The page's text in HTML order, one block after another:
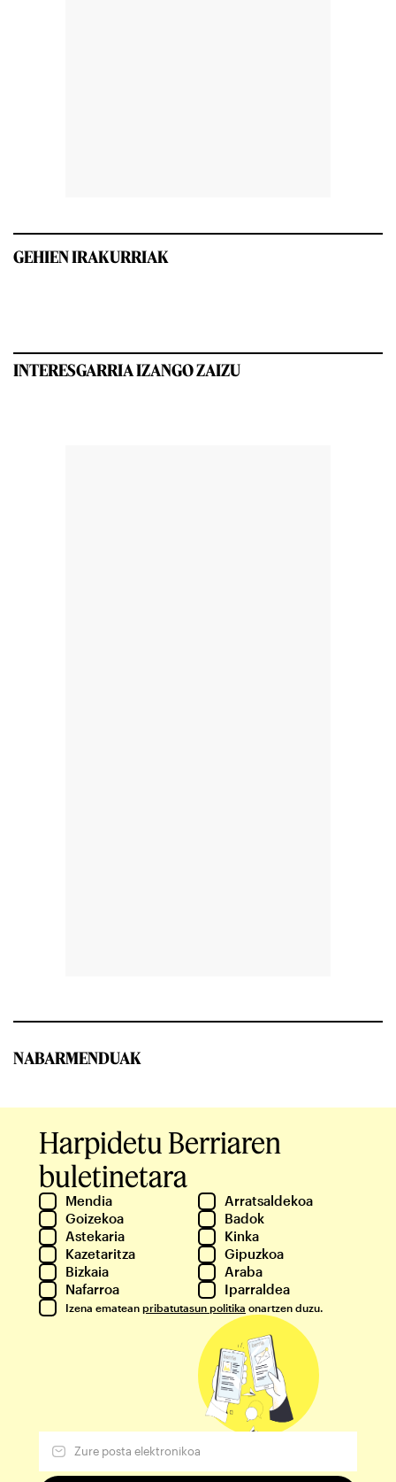
GEHIEN IRAKURRIAK
INTERESGARRIA IZANGO ZAIZU
NABARMENDUAK
Harpidetu Berriaren
buletinetara
Mendia
Arratsaldekoa
Goizekoa
Badok
Astekaria
Kinka
Kazetaritza
Gipuzkoa
Bizkaia
Araba
Nafarroa
Iparraldea
Izena ematean pribatutasun politika onartzen duzu.